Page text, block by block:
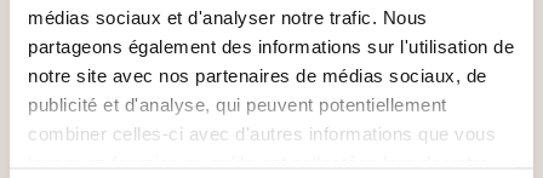
médias sociaux et d'analyser notre trafic. Nous
partageons également des informations sur l'utilisation de
notre site avec nos partenaires de médias sociaux, de
publicité et d'analyse, qui peuvent potentiellement
combiner celles-ci avec d'autres informations que vous
6,90 €
5,87 € 16,90 €